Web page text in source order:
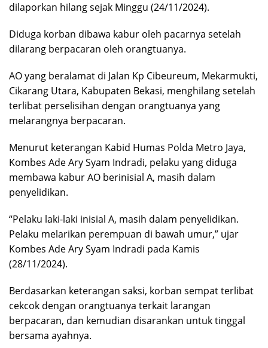
dilaporkan hilang sejak Minggu (24/11/2024).
Diduga korban dibawa kabur oleh pacarnya setelah
dilarang berpacaran oleh orangtuanya.
AO yang beralamat di Jalan Kp Cibeureum, Mekarmukti,
Cikarang Utara, Kabupaten Bekasi, menghilang setelah
terlibat perselisihan dengan orangtuanya yang
melarangnya berpacaran.
Menurut keterangan Kabid Humas Polda Metro Jaya,
Kombes Ade Ary Syam Indradi, pelaku yang diduga
membawa kabur AO berinisial A, masih dalam
penyelidikan.
“Pelaku laki-laki inisial A, masih dalam penyelidikan.
Pelaku melarikan perempuan di bawah umur,” ujar
Kombes Ade Ary Syam Indradi pada Kamis
(28/11/2024).
Berdasarkan keterangan saksi, korban sempat terlibat
cekcok dengan orangtuanya terkait larangan
berpacaran, dan kemudian disarankan untuk tinggal
bersama ayahnya.